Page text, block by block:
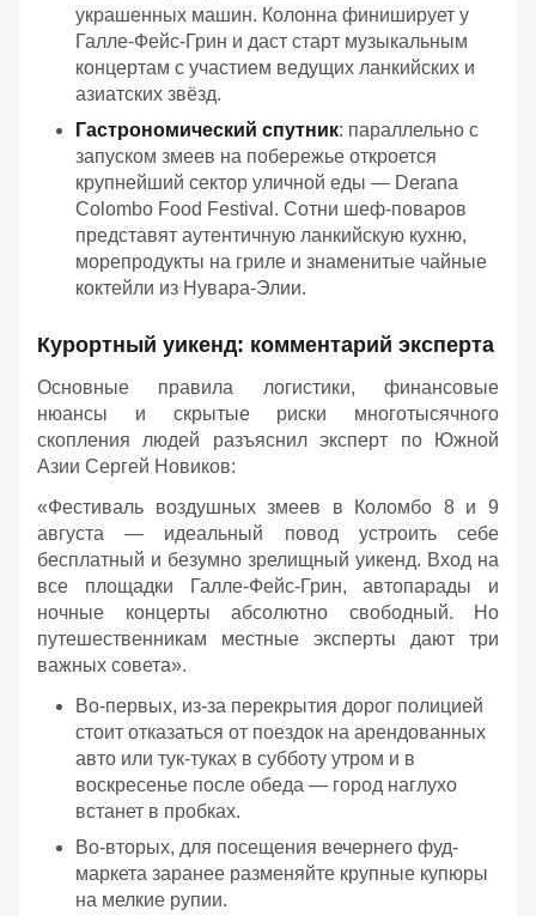
украшенных машин. Колонна финиширует у
Галле-Фейс-Грин и даст старт музыкальным
концертам с участием ведущих ланкийских и
азиатских звёзд.
Гастрономический спутник: параллельно с
запуском змеев на побережье откроется
крупнейший сектор уличной еды — Derana
Colombo Food Festival. Сотни шеф-поваров
представят аутентичную ланкийскую кухню,
морепродукты на гриле и знаменитые чайные
коктейли из Нувара-Элии.
Курортный уикенд: комментарий эксперта
Основные правила логистики, финансовые
нюансы и скрытые риски многотысячного
скопления людей разъяснил эксперт по Южной
Азии Сергей Новиков:
«Фестиваль воздушных змеев в Коломбо 8 и 9
августа — идеальный повод устроить себе
бесплатный и безумно зрелищный уикенд. Вход на
все площадки Галле-Фейс-Грин, автопарады и
ночные концерты абсолютно свободный. Но
путешественникам местные эксперты дают три
важных совета».
Во-первых, из-за перекрытия дорог полицией
стоит отказаться от поездок на арендованных
авто или тук-туках в субботу утром и в
воскресенье после обеда — город наглухо
встанет в пробках.
Во-вторых, для посещения вечернего фуд-
маркета заранее разменяйте крупные купюры
на мелкие рупии.